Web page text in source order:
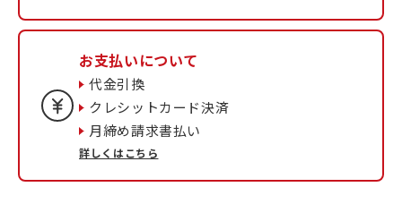
お支払いについて
代金引換
クレシットカード決済
月締め請求書払い
詳しくはこちら